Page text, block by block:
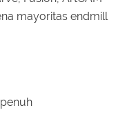
mayoritas endmill